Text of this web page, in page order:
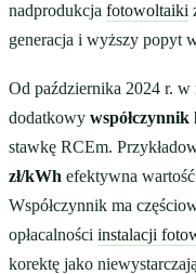
nadprodukcja fotowoltaiki
generacja i wyższy popyt
Od października 2024 r.
dodatkowy
stawkę RCEm.
zł/kWh efektywna
Współczynnik ma
opłacalności instalacji
korektę jako